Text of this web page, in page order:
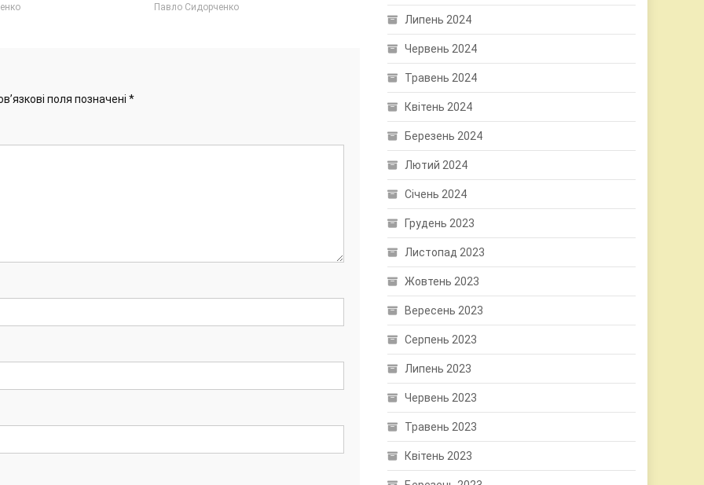
Павло Сидорченко
поля позначені *
Липень 2024
Червень 2024
Травень 2024
Квітень 2024
Березень 2024
Лютий 2024
Січень 2024
Грудень 2023
Листопад 2023
Жовтень 2023
Вересень 2023
Серпень 2023
Липень 2023
Червень 2023
Травень 2023
Квітень 2023